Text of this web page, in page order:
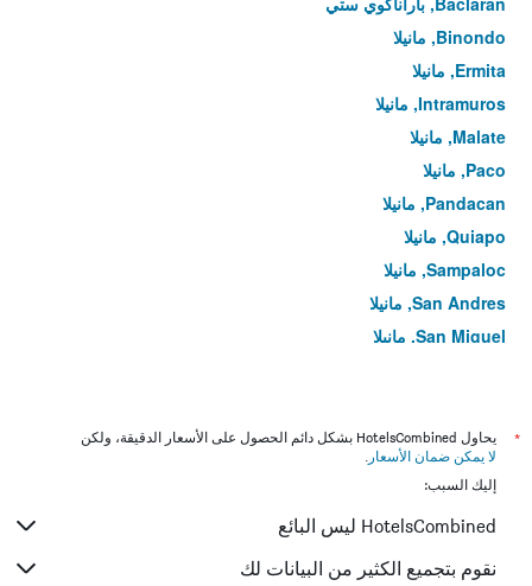
Binondo, مانيلا
Ermita, مانيلا
Intramuros, مانيلا
Malate, مانيلا
Paco, مانيلا
Pandacan, مانيلا
Quiapo, مانيلا
Sampaloc, مانيلا
San Andres, مانيلا
San Miguel, مانيلا
Santa Mesa, مانيلا
Tondo, مانيلا
*
يحاول HotelsCombined بشكل دائم الحصول على الأسعار الدقيقة، ولكن
لا يمكن ضمان الأسعار .
إليك السبب:
HotelsCombined ليس البائع
نقوم بتجميع الكثير من البيانات لك